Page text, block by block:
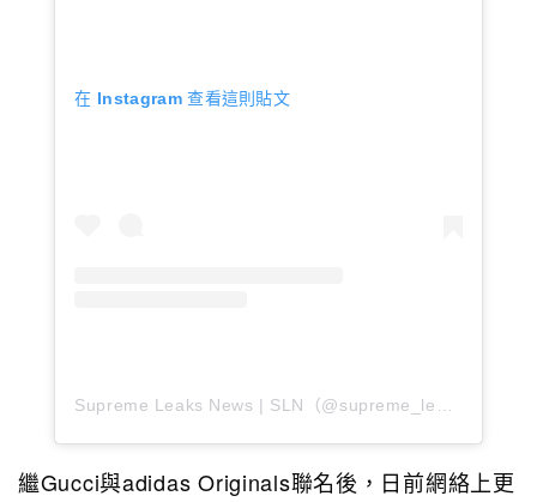
在 Instagram 查看這則貼文
繼Gucci與adidas Originals聯名後，日前網絡上更